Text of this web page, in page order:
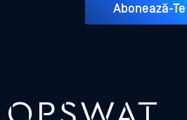
Abonează-